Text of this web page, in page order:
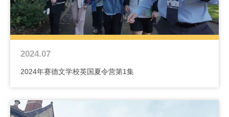
2024.07
2024年赛德文学校英国夏令营第1集